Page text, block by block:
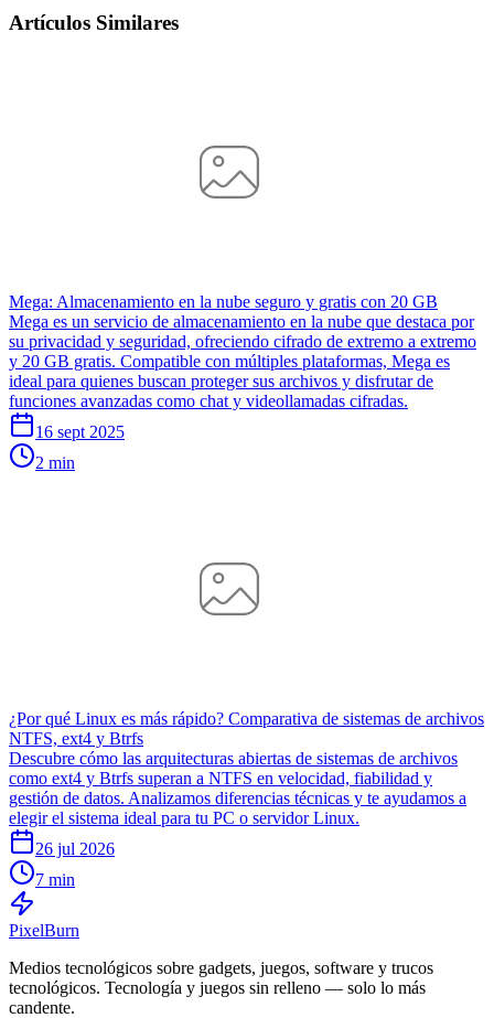
Artículos Similares
Mega: Almacenamiento en la nube seguro y gratis con 20 GB
Mega es un servicio de almacenamiento en la nube que destaca por
su privacidad y seguridad, ofreciendo cifrado de extremo a extremo
y 20 GB gratis. Compatible con múltiples plataformas, Mega es
ideal para quienes buscan proteger sus archivos y disfrutar de
funciones avanzadas como chat y videollamadas cifradas.
16 sept 2025
2 min
¿Por qué Linux es más rápido? Comparativa de sistemas de archivos
NTFS, ext4 y Btrfs
Descubre cómo las arquitecturas abiertas de sistemas de archivos
como ext4 y Btrfs superan a NTFS en velocidad, fiabilidad y
gestión de datos. Analizamos diferencias técnicas y te ayudamos a
elegir el sistema ideal para tu PC o servidor Linux.
26 jul 2026
7 min
PixelBurn
Medios tecnológicos sobre gadgets, juegos, software y trucos
tecnológicos. Tecnología y juegos sin relleno — solo lo más
candente.